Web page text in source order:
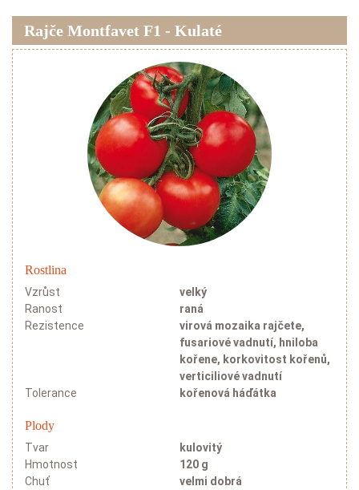
Rajče Montfavet F1 - Kulaté
Rostlina
Vzrůst
velký
Ranost
raná
Rezistence
virová mozaika rajčete,
fusariové vadnutí, hniloba
kořene, korkovitost kořenů,
verticiliové vadnutí
Tolerance
kořenová háďátka
Plody
Tvar
kulovitý
Hmotnost
120 g
Chuť
velmi dobrá